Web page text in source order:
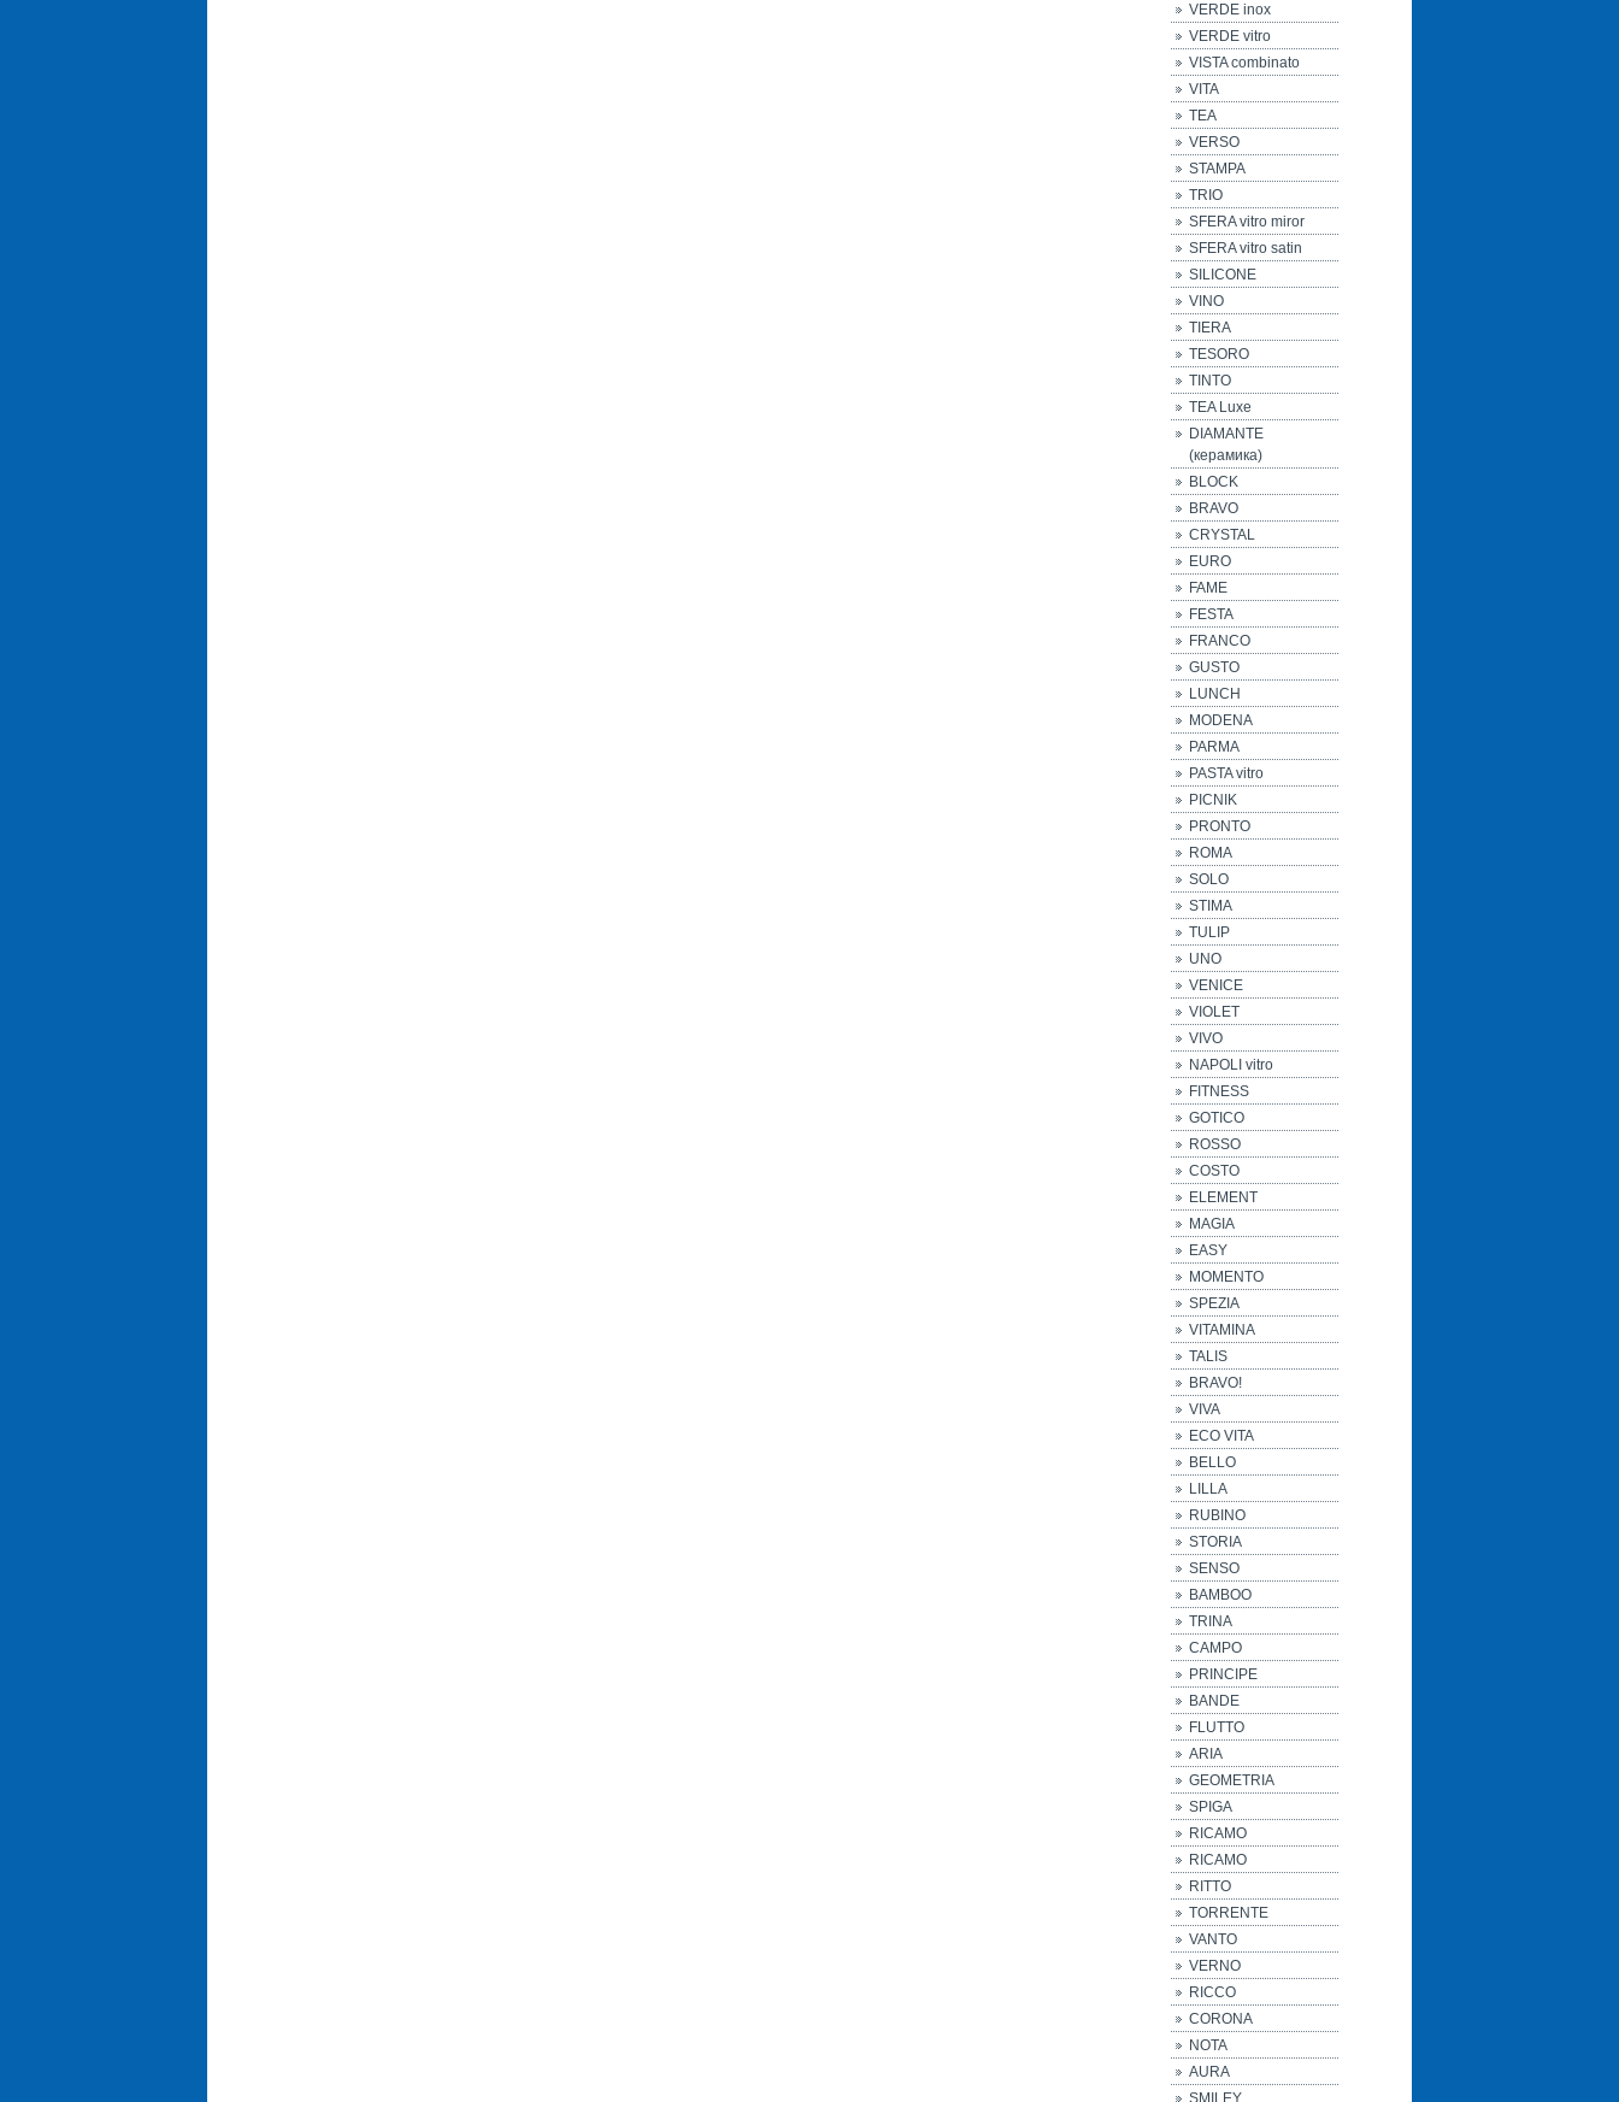
VERDE inox
VERDE vitro
VISTA combinato
VITA
TEA
VERSO
STAMPA
TRIO
SFERA vitro miror
SFERA vitro satin
SILICONE
VINO
TIERA
TESORO
TINTO
TEA Luxe
DIAMANTE
(керамика)
BLOCK
BRAVO
CRYSTAL
EURO
FAME
FESTA
FRANCO
GUSTO
LUNCH
MODENA
PARMA
PASTA vitro
PICNIK
PRONTO
ROMA
SOLO
STIMA
TULIP
UNO
VENICE
VIOLET
VIVO
NAPOLI vitro
FITNESS
GOTICO
ROSSO
COSTO
ELEMENT
MAGIA
EASY
MOMENTO
SPEZIA
VITAMINA
TALIS
BRAVO!
VIVA
ECO VITA
BELLO
LILLA
RUBINO
STORIA
SENSO
BAMBOO
TRINA
CAMPO
PRINCIPE
BANDE
FLUTTO
ARIA
GEOMETRIA
SPIGA
RICAMO
RICAMO
RITTO
TORRENTE
VANTO
VERNO
RICCO
CORONA
NOTA
AURA
SMILEY